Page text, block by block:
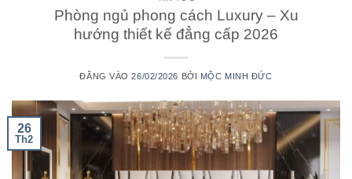
Phòng ngủ phong cách Luxury – Xu
hướng thiết kế đẳng cấp 2026
ĐĂNG VÀO26/02/2026 BỞI MỘC MINH ĐỨC
26
Th2